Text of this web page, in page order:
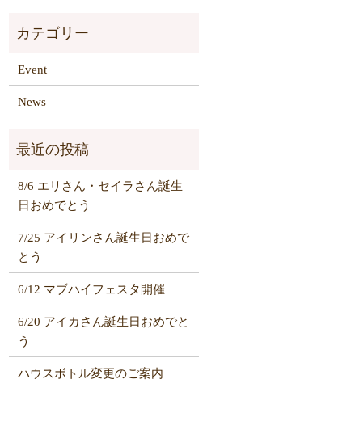
Event
News
8/6 エリさん・セイラさん誕生
日おめでとう
7/25 アイリンさん誕生日おめで
とう
6/12 マブハイフェスタ開催
6/20 アイカさん誕生日おめでと
う
ハウスボトル変更のご案内